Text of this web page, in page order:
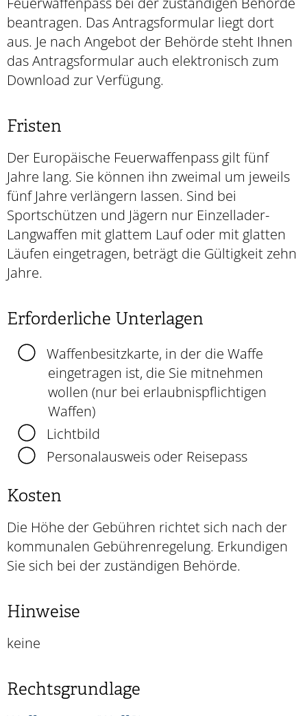
beantragen. Das Antragsformular liegt dort
aus. Je nach Angebot der Behörde steht Ihnen
das Antragsformular auch elektronisch zum
Download zur Verfügung.
Fristen
Der Europäische Feuerwaffenpass gilt fünf
Jahre lang. Sie können ihn zweimal um jeweils
fünf Jahre verlängern lassen. Sind bei
Sportschützen und Jägern nur Einzellader-
Langwaffen mit glattem Lauf oder mit glatten
Läufen eingetragen, beträgt die Gültigkeit zehn
Jahre.
Erforderliche Unterlagen
Waffenbesitzkarte, in der die Waffe
eingetragen ist, die Sie mitnehmen
wollen (nur bei erlaubnispflichtigen
Waffen)
Lichtbild
Personalausweis oder Reisepass
Kosten
Die Höhe der Gebühren richtet sich nach der
kommunalen Gebührenregelung. Erkundigen
Sie sich bei der zuständigen Behörde.
Hinweise
keine
Rechtsgrundlage